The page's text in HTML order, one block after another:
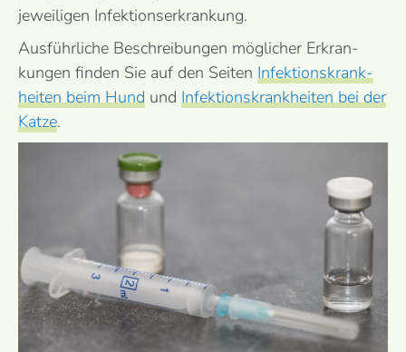
jeweiligen Infektionserkrankung.
Ausführ­liche Beschrei­bungen möglicher Erkran­
kungen finden Sie auf den Seiten Infektions­krank­
heiten beim Hund und Infektions­krank­heiten bei der
Katze.